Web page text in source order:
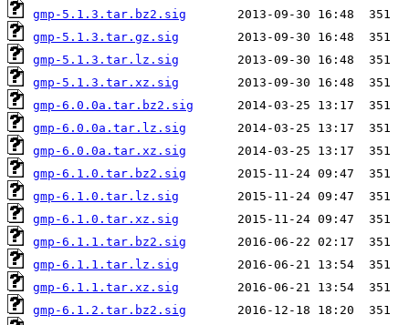
gmp-5.1.3.tar.bz2.sig
gmp-5.1.3.tar.gz.sig
gmp-5.1.3.tar.lz.sig
gmp-5.1.3.tar.xz.sig
gmp-6.0.0a.tar.bz2.sig
gmp-6.0.0a.tar.lz.sig
gmp-6.0.0a.tar.xz.sig
gmp-6.1.0.tar.bz2.sig
gmp-6.1.0.tar.lz.sig
gmp-6.1.0.tar.xz.sig
gmp-6.1.1.tar.bz2.sig
gmp-6.1.1.tar.lz.sig
gmp-6.1.1.tar.xz.sig
gmp-6.1.2.tar.bz2.sig